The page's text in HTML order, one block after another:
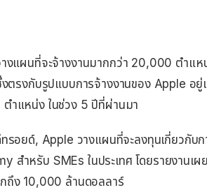
งแผนที่จะจ้างงานมากกว่า 20,000 ตำแ
งตรงกับรูปแบบการจ้างงานของ Apple
ำแหน่ง ในช่วง 5 ปีที่ผ่านมา
ทรอยด์, Apple วางแผนที่จะลงทุนเกี่ยวกับ
สำหรับ SMEs ในประเทศ โดยรายงานเ
ถึง 10,000 ล้านดอลลาร์